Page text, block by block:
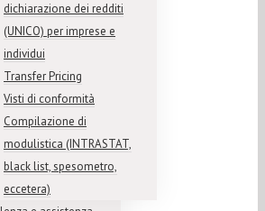
dichiarazione dei redditi
(UNICO) per imprese e
individui
Transfer Pricing
Visti di conformità
Compilazione di
modulistica (INTRASTAT,
black list, spesometro,
eccetera)